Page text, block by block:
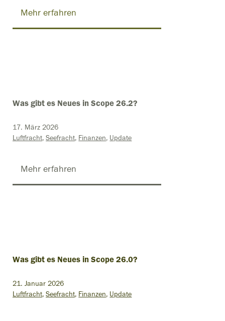
Mehr erfahren
Was gibt es Neues in Scope 26.2?
17. März 2026
Luftfracht Seefracht Finanzen Update
Mehr erfahren
Was gibt es Neues in Scope 26.0?
21. Januar 2026
Luftfracht Seefracht Finanzen Update